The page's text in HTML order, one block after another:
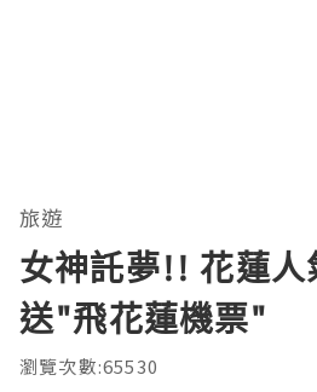
旅遊
女神託夢!! 花蓮人
送"飛花蓮機票"
瀏覽次數:65530